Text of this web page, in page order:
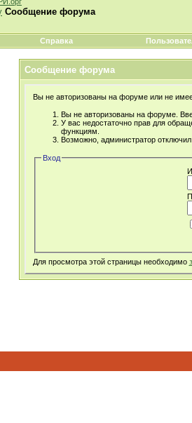
Сообщение форума
Справка
Сообщение форума
Вы не авторизованы на форуме или не
Вы не авторизованы на форуме.
У вас недостаточно прав для
функциям.
Возможно, администратор
Вход
Для просмотра этой страницы необходимо